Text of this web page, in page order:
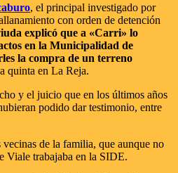
, el principal investigado por
con orden de detención
explicó que a «Carri» lo
en la Municipalidad de
la compra de un terreno
quinta en La Reja.
y el juicio que en los últimos años
podido dar testimonio, entre
vecinas de la familia, que aunque no
Viale trabajaba en la SIDE.